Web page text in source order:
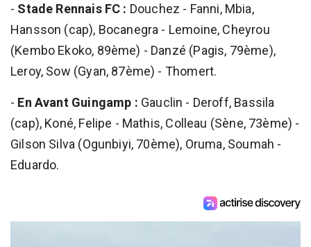
- Stade Rennais FC : Douchez - Fanni, Mbia,
Hansson (cap), Bocanegra - Lemoine, Cheyrou
(Kembo Ekoko, 89ème) - Danzé (Pagis, 79ème),
Leroy, Sow (Gyan, 87ème) - Thomert.
- En Avant Guingamp : Gauclin - Deroff, Bassila
(cap), Koné, Felipe - Mathis, Colleau (Sène, 73ème) -
Gilson Silva (Ogunbiyi, 70ème), Oruma, Soumah -
Eduardo.